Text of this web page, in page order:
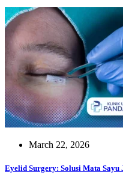
March 22, 2026
Eyelid Surgery: Solusi Mata Sayu